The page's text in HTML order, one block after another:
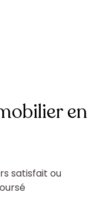
en
satisfait ou